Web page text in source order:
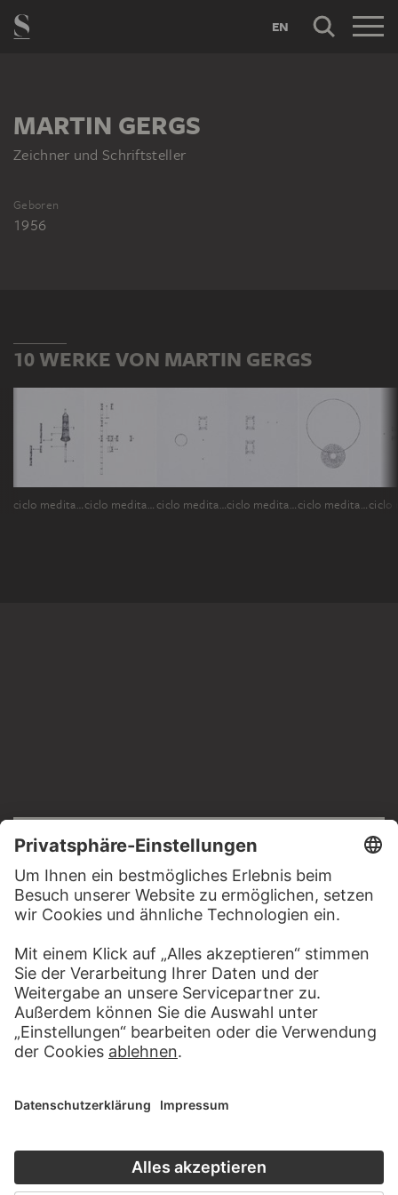
EN
MARTIN GERGS
Zeichner und Schriftsteller
Geboren
1956
10 WERKE VON MARTIN GERGS
ciclo meditação ciclo meditação ciclo meditação ciclo meditação ciclo meditação
Impressum
Datenschutz
Copyright © 2026 Städel Museum
All rights reserved.
DIGITALE SAMMLUNG
Startseite
Werke
Künstler
Alben
SOCIAL MEDIA